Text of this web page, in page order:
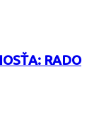
RADO